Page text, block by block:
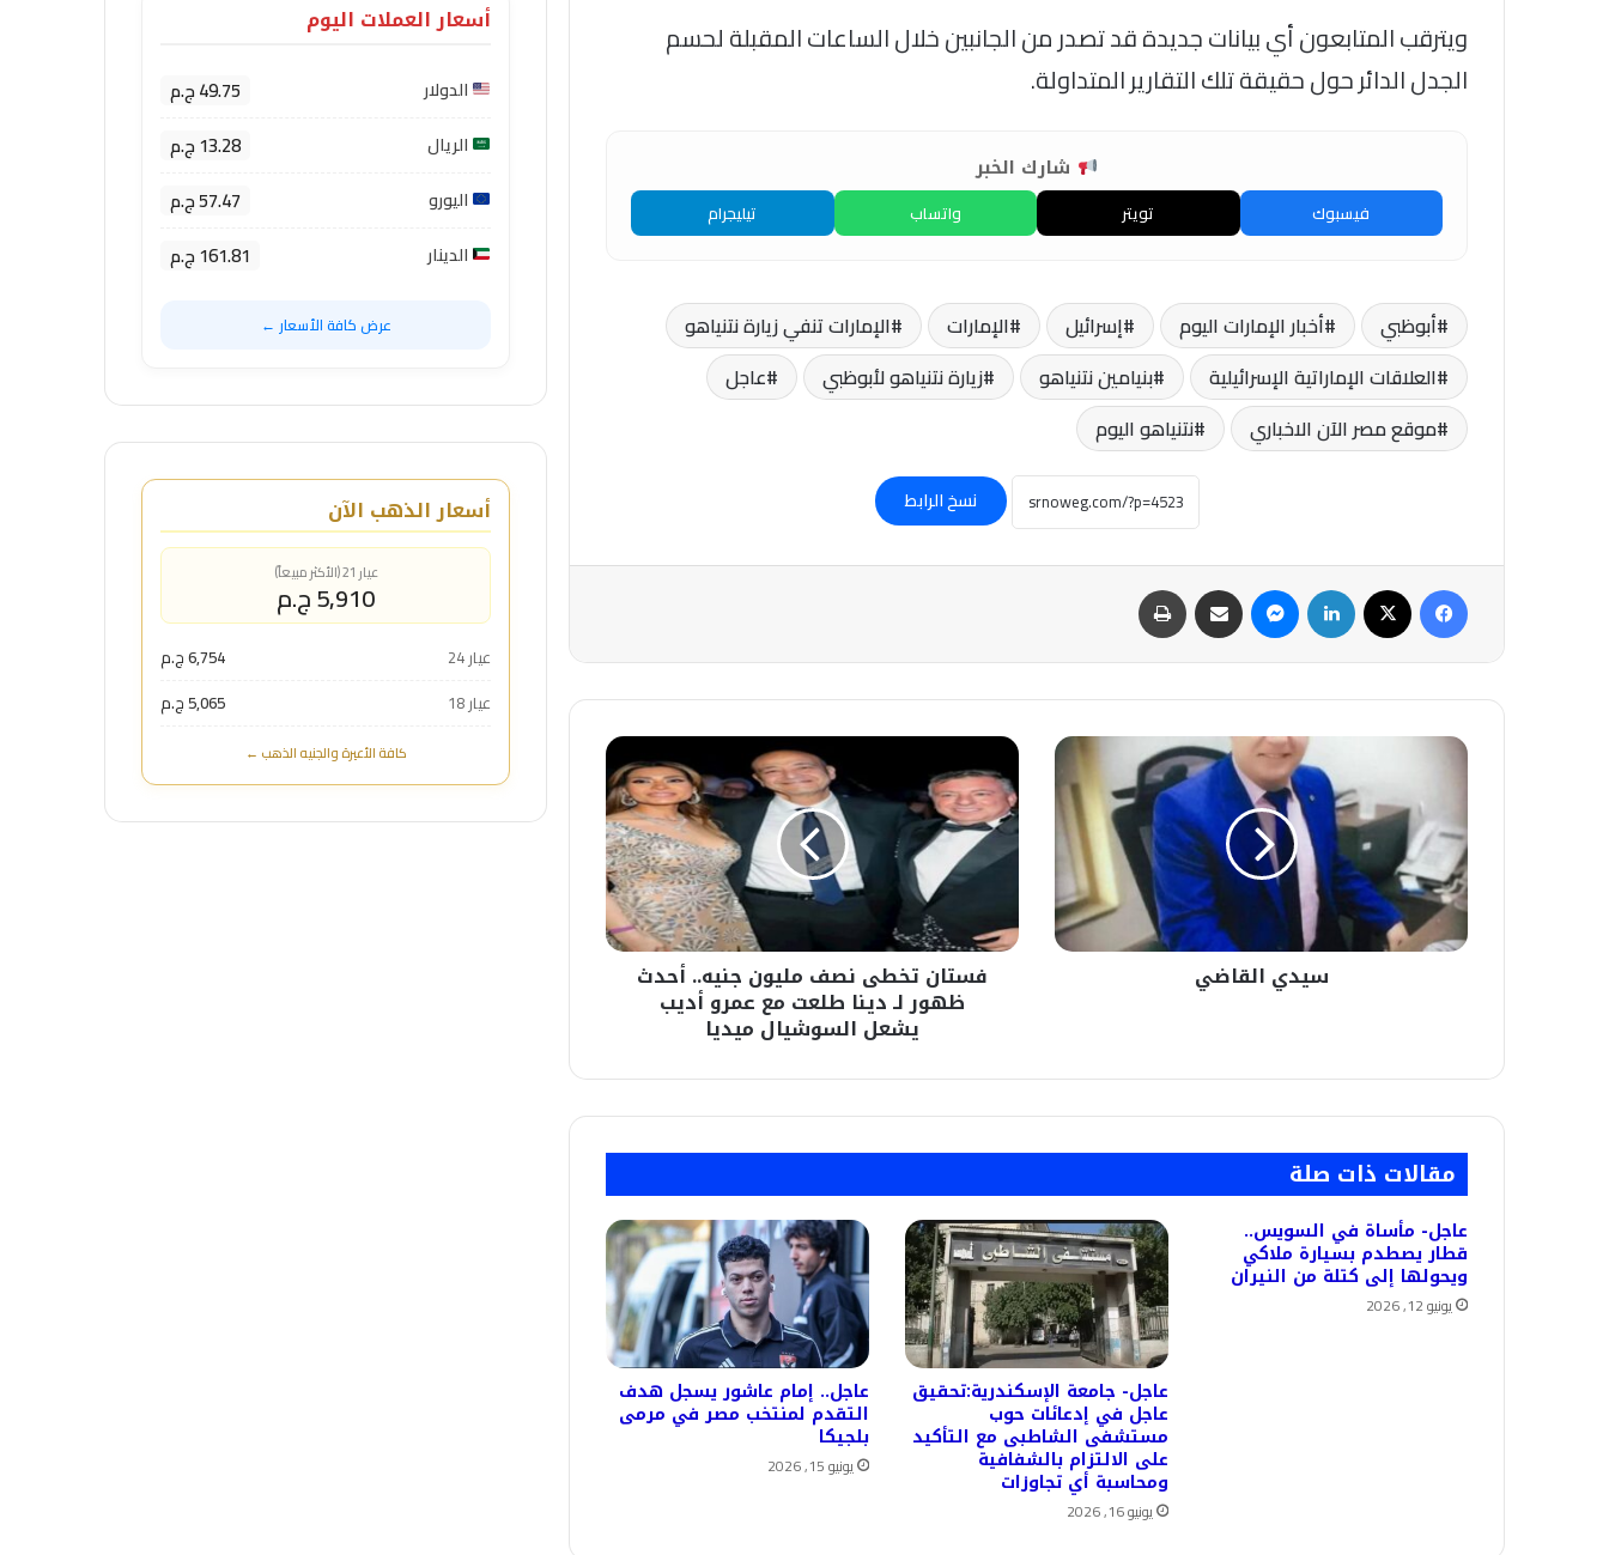
ويترقب المتابعون أي بيانات جديدة قد تصدر من الجانبين خلال الساعات المقبلة لحسم
الجدل الدائر حول حقيقة تلك التقارير المتداولة.
شارك الخبر
فيسبوك تويتر واتساب تيليجرام
أبوظبي أخبار الإمارات اليوم إسرائيل الإمارات
الإمارات تنفي زيارة نتنياهو
العلاقات الإماراتية الإسرائيلية
بنيامين نتنياهو زيارة نتنياهو لأبوظبي
عاجل
موقع مصر الآن الاخباري
نتنياهو اليوم
نسخ الرابط
فيسبوك لينكدإن ماسنجر مشاركة عبر البريد
سيدي
سيدي القاضي
فستان
تخطى
نصف
مليون
جنيه..
أحدث
لـ
دينا
طلعت
يشعل
ميديا
فستان تخطى نصف مليون جنيه.. أحدث
ظهور لـ دينا طلعت مع عمرو أديب
يشعل السوشيال ميديا
مقالات ذات صلة
عاجل- مأساة في السويس..
قطار يصطدم بسيارة ملاكي
ويحولها إلى كتلة من النيران
يونيو 12, 2026
عاجل- جامعة الإسكندرية:تحقيق
عاجل في إدعائات حوب
مستشفى الشاطبى مع التأكيد
على الالتزام بالشفافية
ومحاسبة أي تجاوزات
يونيو 16, 2026
عاجل.. إمام عاشور يسجل هدف
التقدم لمنتخب مصر في مرمى
بلجيكا
يونيو 15, 2026
أسعار العملات اليوم
الدولار 49.75 ج.م
الريال 13.28 ج.م
اليورو 57.47 ج.م
الدينار 161.81 ج.م
عرض كافة الأسعار ←
أسعار الذهب الآن
عيار 21 (الأكثر مبيعاً)
5,910 ج.م
عيار 24
6,754 ج.م
عيار 18
5,065 ج.م
كافة الأعيرة والجنيه الذهب ←